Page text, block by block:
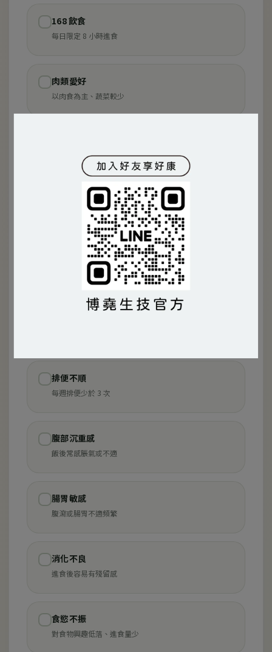
168 飲食
每日限定 8 小時進食
肉類愛好
以肉食為主、蔬菜較少
完全不攝取動物性食品
生酮／低碳飲食
嚴格控制碳水化合物攝取
冷飲冰品愛好
頻繁攝取冰飲、冰品
排便不順
每週排便少於 3 次
腹部沉重感
飯後常感脹氣或不適
腸胃敏感
腹瀉或腸胃不適頻繁
消化不良
進食後容易有殘留感
食慾不振
對食物興趣低落、進食量少